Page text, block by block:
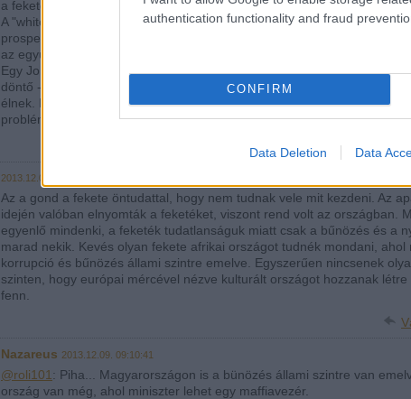
authentication functionality and fraud
CONFIRM
Data Deletion Data
a feketéket felelőssé tenni mindenért.
A "white only" közösségek nyilván nagyon jól tudnak működni, mint a
prosperáló és ideológiailag is egységes közösségek mindenütt a
az együttélési minták is kis közösségekben sikeresek csak.
Egy Johannesburg-méretű nagyvárosban viszont a gazdasági-
döntő - a gazdagok belvárosi erődökben, a szegények meg a
élnek. Rió is ilyen, de ott mindkét réteg etnikailag kevert, ezért ez nem
probléma.
2013.12.09. 09:04:20
Az a gond a fekete öntudattal, hogy nem tudnak vele mit kezdeni. Az
idején valóban elnyomták a feketéket, viszont rend volt az országban.
egyenlő mindenki, a feketék tudatlanságuk miatt csak a bűnözés és a
marad nekik. Kevés olyan fekete afrikai országot tudnék mondani, ahol
korrupció és bűnözés állami szintre emelve. Egyszerűen nincsenek
szinten, hogy európai mércével nézve kulturált országot hozzanak létre
fenn.
Nazareus 2013.12.09. 09:10:41
@roli101 : Piha... Magyarországon is a bünözés állami szintre van
ország van még, ahol miniszter lehet egy maffiavezér.